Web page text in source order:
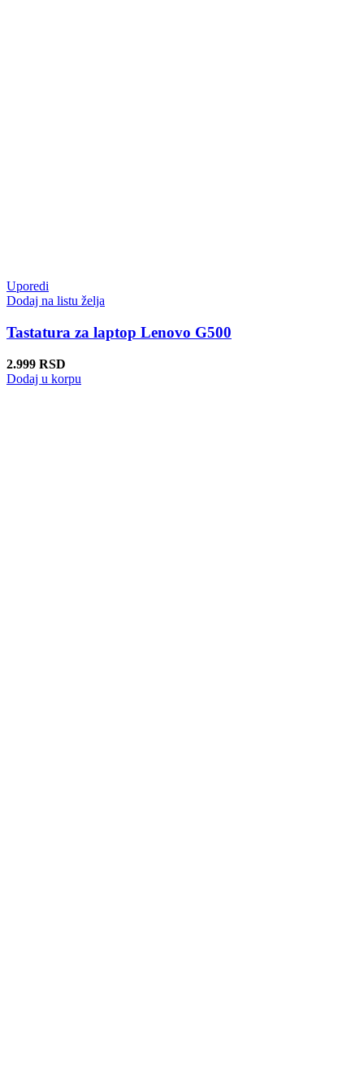
Uporedi
Dodaj na listu želja
Tastatura za laptop Lenovo G500
2.999 RSD
Dodaj u korpu